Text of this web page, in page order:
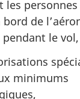
les
bord de
le vol,
minimums